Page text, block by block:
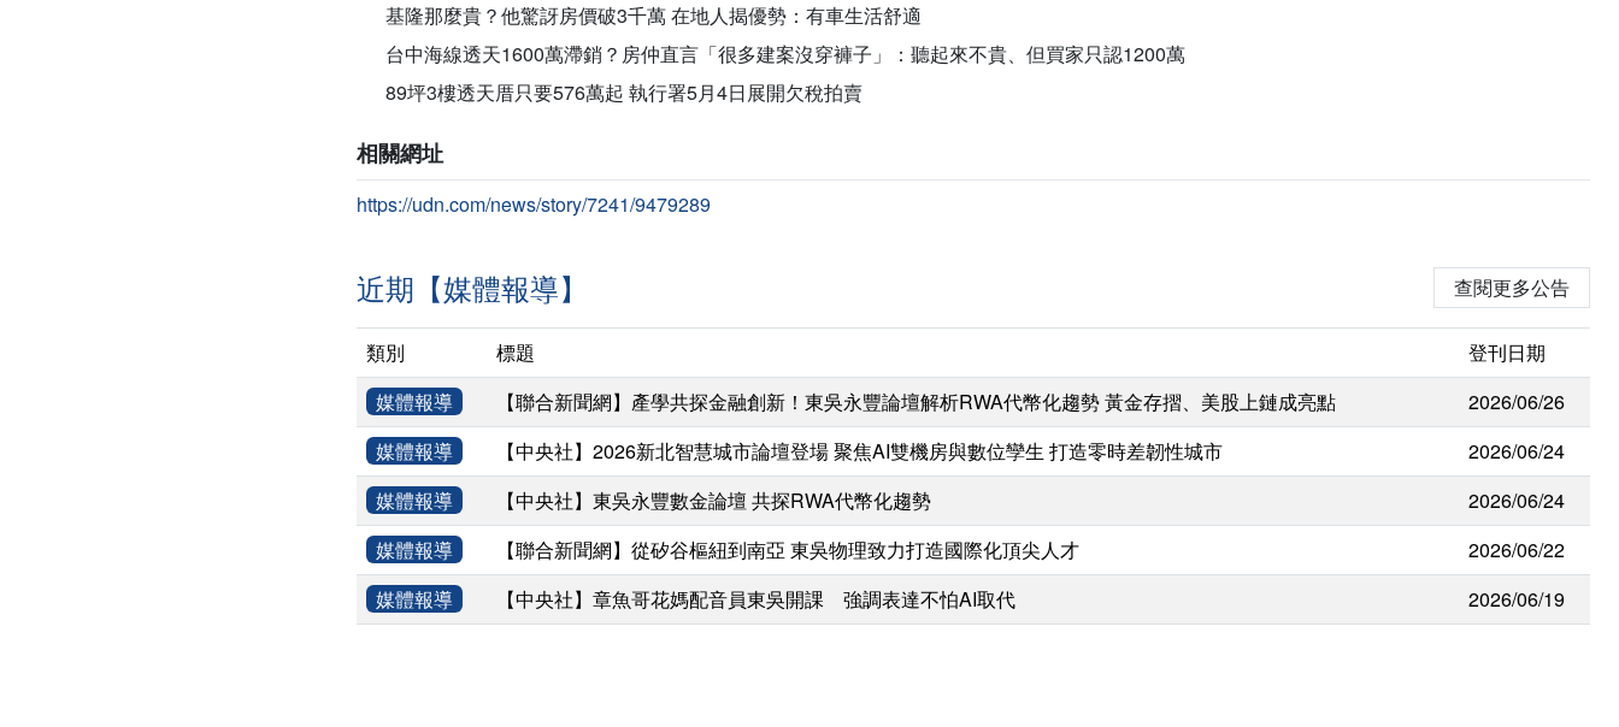
基隆那麼貴？他驚訝房價破3千萬 在地人揭優勢：有車生活舒適
台中海線透天1600萬滯銷？房仲直言「很多建案沒穿褲子」：聽起來不貴、但買家只認1200萬
89坪3樓透天厝只要576萬起 執行署5月4日展開欠稅拍賣
相關網址
https://udn.com/news/story/7241/9479289
近期【媒體報導】 查閱更多公告
類別 標題
登刊日期
媒體報導
【聯合新聞網】產學共探金融創新！東吳永豐論壇解析RWA代幣化趨勢 黃金存摺、美股上鏈成亮點
2026/06/26
媒體報導
【中央社】2026新北智慧城市論壇登場 聚焦AI雙機房與數位孿生 打造零時差韌性城市
2026/06/24
媒體報導
【中央社】東吳永豐數金論壇 共探RWA代幣化趨勢
2026/06/24
媒體報導
【聯合新聞網】從矽谷樞紐到南亞 東吳物理致力打造國際化頂尖人才
2026/06/22
媒體報導
【中央社】章魚哥花媽配音員東吳開課 強調表達不怕AI取代 2026/06/19